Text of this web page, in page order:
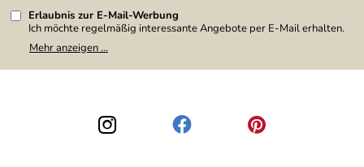
Erlaubnis zur E-Mail-Werbung
Ich möchte regelmäßig interessante Angebote per E-Mail erhalten.
Meine E-Mail-Adresse wird nicht an andere Unternehmen
weitergegeben. Zu statistischen Zwecken wird in anonymer Form
den Link "Abmelden" am Ende des Newsletters anklicke. Die
Datenschutzerklärung
habe ich zur Kenntnis genommen.
Mehr anzeigen ...